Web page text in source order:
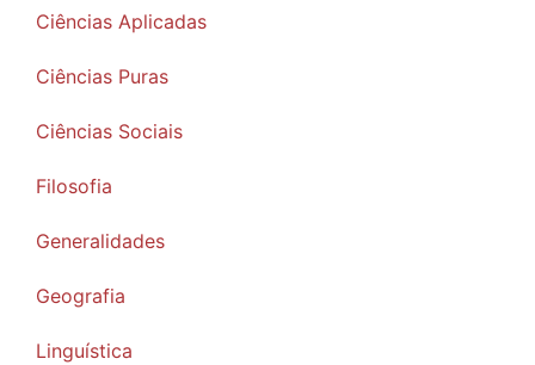
Ciências Aplicadas
Ciências Puras
Ciências Sociais
Filosofia
Generalidades
Geografia
Linguística